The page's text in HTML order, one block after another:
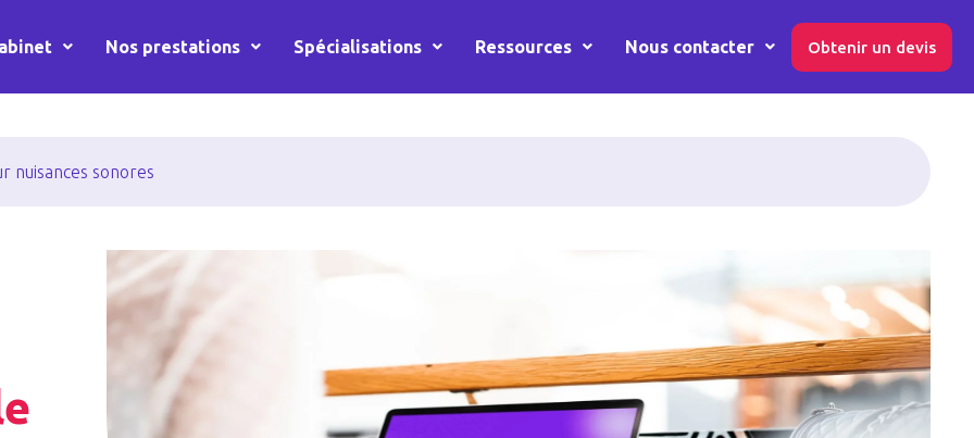
Nos prestations Spécialisations Ressources Nous contacter Obtenir un devis
nuisances sonores